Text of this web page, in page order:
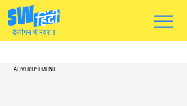
ADVERTISEMENT